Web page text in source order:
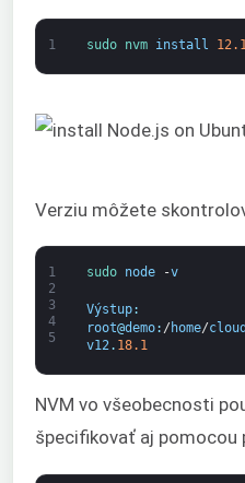
1 sudo nvm install
Verziu môžete
1
2
3
4
5
sudo node -v
Výstup:
root@demo: / home/
v12. 18.1
NVM vo všeobecnosti
špecifikovať aj pomocou